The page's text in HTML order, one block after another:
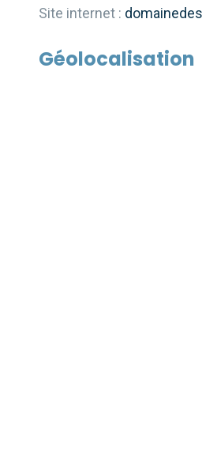
Site internet :
Géolocalisation